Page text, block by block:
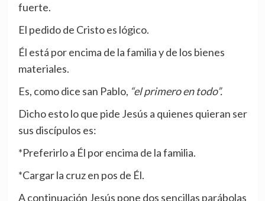
fuerte.
El pedido de Cristo es lógico.
Él está por encima de la familia y de los bienes
materiales.
Es, como dice san Pablo, “el primero en todo”.
Dicho esto lo que pide Jesús a quienes quieran ser
sus discípulos es:
*Preferirlo a Él por encima de la familia.
*Cargar la cruz en pos de Él.
A continuación Jesús pone dos sencillas parábolas